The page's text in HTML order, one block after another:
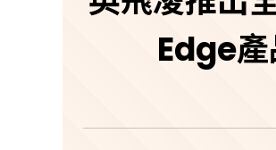
Edge